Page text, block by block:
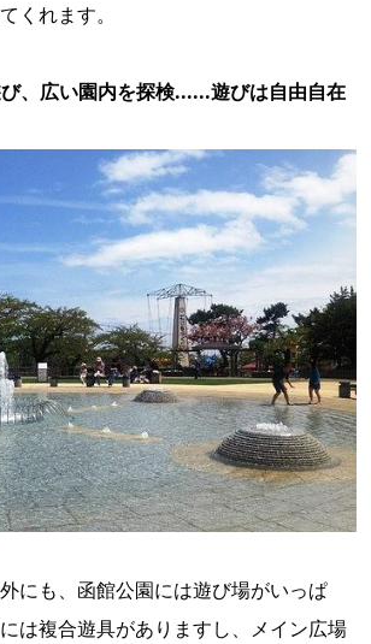
くれます。
、広い園内を探検......遊びは自由自在
にも、函館公園には遊び場がいっぱ
は複合遊具がありますし、メイン広場